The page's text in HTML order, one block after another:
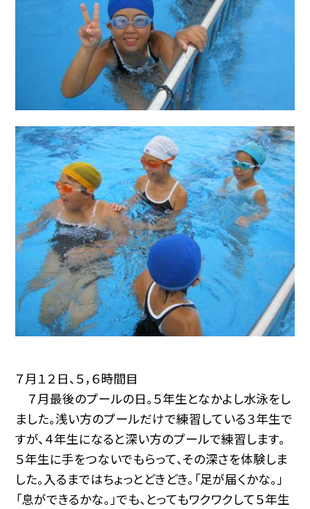
７月１２日、５，６時間目
７月最後のプールの日。５年生となかよし水泳をし
ました。浅い方のプールだけで練習している３年生で
すが、４年生になると深い方のプールで練習します。
５年生に手をつないでもらって、その深さを体験しま
した。入るまではちょっとどきどき。「足が届くかな。」
「息ができるかな。」でも、とってもワクワクして５年生